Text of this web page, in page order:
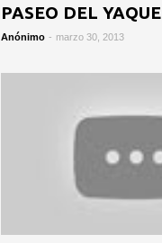
PASEO DEL YAQUE
Anónimo - marzo 30, 2013